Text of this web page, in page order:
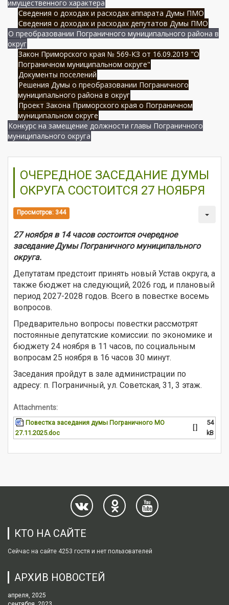
имущественного характера
Сведения о доходах и расходах аппарата Думы ПМО
Сведения о доходах и расходах депутатов Думы ПМО
О преобразовании Пограничного муниципального района в
округ
Закон Приморского края № 569-КЗ от 16.09.2019 "О
Пограничном муниципальном округе"
Документы поселений
Решения Думы о преобразовании Пограничного
муниципального района в округ
Проект Закона Приморского края о Пограничном
муниципальном округе
Конкурс на замещение должности главы Пограничного
муниципального округа
ОЧЕРЕДНОЕ ЗАСЕДАНИЕ ДУМЫ
ОКРУГА СОСТОИТСЯ 27 НОЯБРЯ
Просмотров: 344
27 ноября в 14 часов состоится очередное
заседание Думы Пограничного муниципального
округа.
Депутатам предстоит принять новый Устав округа, а
также бюджет на следующий, 2026 год, и плановый
период 2027-2028 годов. Всего в повестке восемь
вопросов.
Предварительно вопросы повестки рассмотрят
постоянные депутатские комиссии: по экономике и
бюджету 24 ноября в 11 часов, по социальным
вопросам 25 ноября в 16 часов 30 минут.
Заседания пройдут в зале администрации по
адресу: п. Пограничный, ул. Советская, 31, 3 этаж.
Attachments:
Повестка заседания думы Пограничного МО
27.11.2025.doc
54
kB
КТО НА САЙТЕ
Сейчас на сайте 4253 гостя и нет пользователей
АРХИВ НОВОСТЕЙ
апреля, 2025